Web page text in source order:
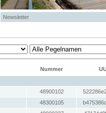
Newsletter
Nummer
48900102
48300105